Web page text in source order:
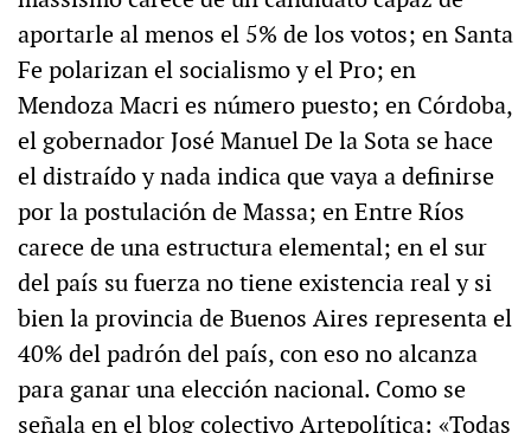
aportarle al menos el 5% de los votos; en Santa
Fe polarizan el socialismo y el Pro; en
Mendoza Macri es número puesto; en Córdoba,
el gobernador José Manuel De la Sota se hace
el distraído y nada indica que vaya a definirse
por la postulación de Massa; en Entre Ríos
carece de una estructura elemental; en el sur
del país su fuerza no tiene existencia real y si
bien la provincia de Buenos Aires representa el
40% del padrón del país, con eso no alcanza
para ganar una elección nacional. Como se
señala en el blog colectivo Artepolítica: «Todas